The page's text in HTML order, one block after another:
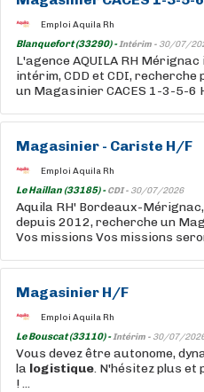
Emploi Aquila Rh
Blanquefort (33290) -Intérim - 30/07/
L'agence AQUILA RH
intérim, CDD et CDI,
un Magasinier CACES 1-3-5-6
Magasinier - Cariste H/F
Emploi Aquila Rh
Le Haillan (33185) -CDI - 30/07/2026
Aquila RH' Bordeaux-
depuis 2012, recherche un
Vos missions Vos missions
Magasinier H/F
Emploi Aquila Rh
Le Bouscat (33110) -Intérim - 30/07/
Vous devez être autonome,
la logistique. N'hésitez plus et
! ...